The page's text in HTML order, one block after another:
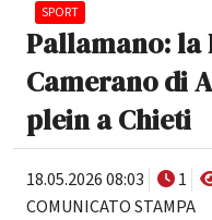
SPORT
Pallamano: la
Camerano di
plein a Chieti
18.05.2026 08:03 1
COMUNICATO STAMPA